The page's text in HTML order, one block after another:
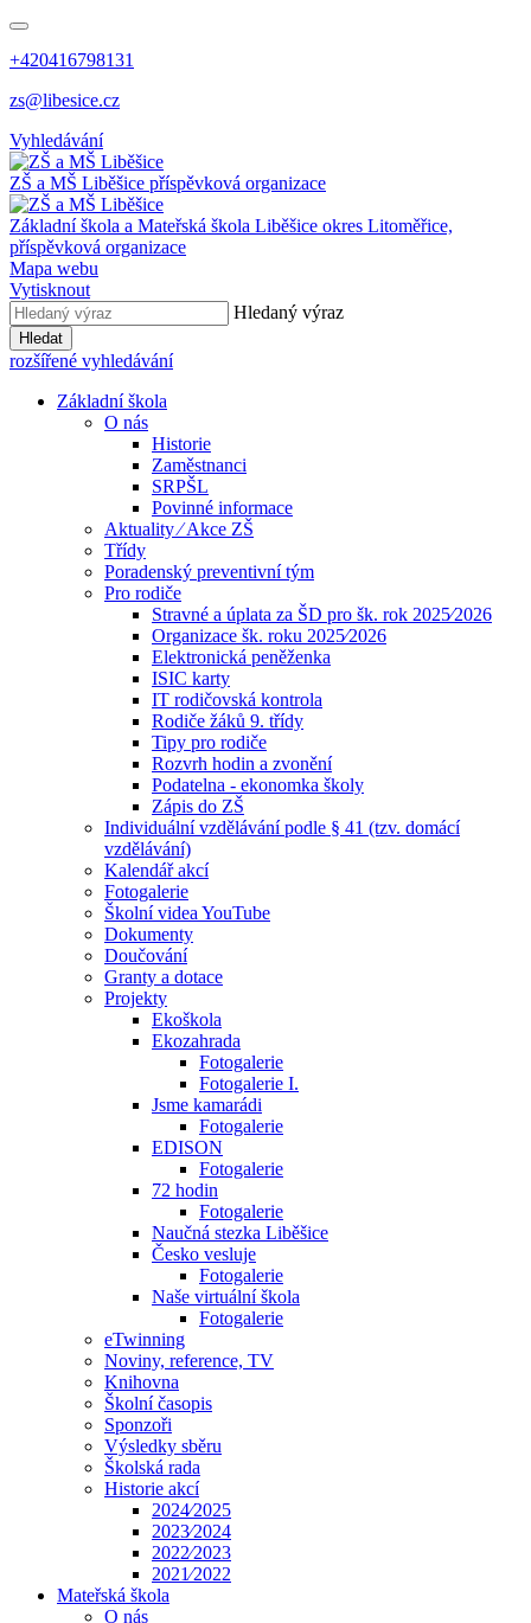
+420416798131
zs@libesice.cz
Vyhledávání
ZŠ a MŠ Liběšice příspěvková organizace
Základní škola a Mateřská škola Liběšice okres Litoměřice,
příspěvková organizace
Mapa webu
Vytisknout
Hledaný výraz
Hledat
rozšířené vyhledávání
Základní škola
O nás
Historie
Zaměstnanci
SRPŠL
Povinné informace
Aktuality ⁄ Akce ZŠ
Třídy
Poradenský preventivní tým
Pro rodiče
Stravné a úplata za ŠD pro šk. rok 2025⁄2026
Organizace šk. roku 2025⁄2026
Elektronická peněženka
ISIC karty
IT rodičovská kontrola
Rodiče žáků 9. třídy
Tipy pro rodiče
Rozvrh hodin a zvonění
Podatelna - ekonomka školy
Zápis do ZŠ
Individuální vzdělávání podle § 41 (tzv. domácí
vzdělávání)
Kalendář akcí
Fotogalerie
Školní videa YouTube
Dokumenty
Doučování
Granty a dotace
Projekty
Ekoškola
Ekozahrada
Fotogalerie
Fotogalerie I.
Jsme kamarádi
Fotogalerie
EDISON
Fotogalerie
72 hodin
Fotogalerie
Naučná stezka Liběšice
Česko vesluje
Fotogalerie
Naše virtuální škola
Fotogalerie
eTwinning
Noviny, reference, TV
Knihovna
Školní časopis
Sponzoři
Výsledky sběru
Školská rada
Historie akcí
2024⁄2025
2023⁄2024
2022⁄2023
2021⁄2022
Mateřská škola
O nás